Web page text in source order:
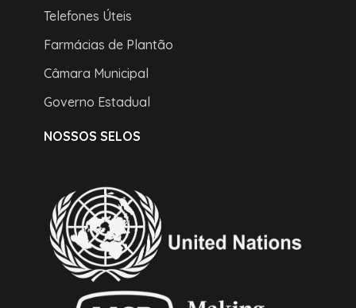
Telefones Úteis
Farmácias de Plantão
Câmara Municipal
Governo Estadual
NOSSOS SELOS